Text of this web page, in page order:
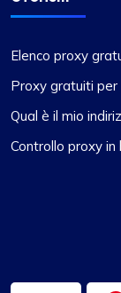
complesso,
ampiamente
alcuni casi
sono stati
la capacità
Elenco proxy
Proxy gratuiti per
Qual è il mio
Controllo proxy in